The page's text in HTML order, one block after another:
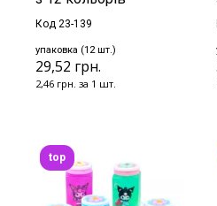
Код 23-139
упаковка (12 шт.)
29,52 грн.
2,46 грн. за 1 шт.
top